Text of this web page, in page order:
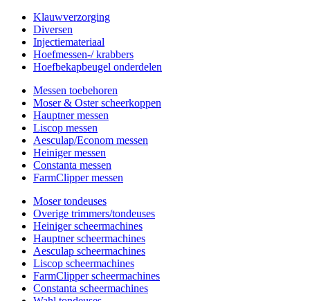
Klauwverzorging
Diversen
Injectiemateriaal
Hoefmessen-/ krabbers
Hoefbekapbeugel onderdelen
Messen toebehoren
Moser & Oster scheerkoppen
Hauptner messen
Liscop messen
Aesculap/Econom messen
Heiniger messen
Constanta messen
FarmClipper messen
Moser tondeuses
Overige trimmers/tondeuses
Heiniger scheermachines
Hauptner scheermachines
Aesculap scheermachines
Liscop scheermachines
FarmClipper scheermachines
Constanta scheermachines